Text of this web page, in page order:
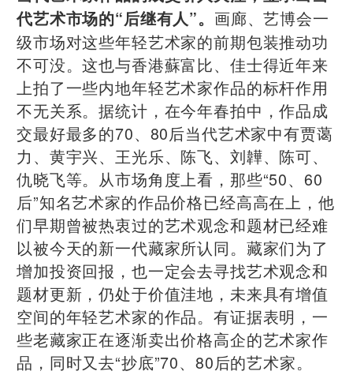
代艺术市场的“后继有人”。 画廊、艺博会一
级市场对这些年轻艺术家的前期包装推动功
不可没。这也与香港蘇富比、佳士得近年来
上拍了一些内地年轻艺术家作品的标杆作用
不无关系。据统计，在今年春拍中，作品成
交最好最多的70、80后当代艺术家中有贾蔼
力、黄宇兴、王光乐、陈飞、刘韡、陈可、
仇晓飞等。从市场角度上看，那些“50、60
后”知名艺术家的作品价格已经高高在上，他
们早期曾被热衷过的艺术观念和题材已经难
以被今天的新一代藏家所认同。藏家们为了
增加投资回报，也一定会去寻找艺术观念和
题材更新，仍处于价值洼地，未来具有增值
空间的年轻艺术家的作品。有证据表明，一
些老藏家正在逐渐卖出价格高企的艺术家作
品，同时又去“抄底”70、80后的艺术家。